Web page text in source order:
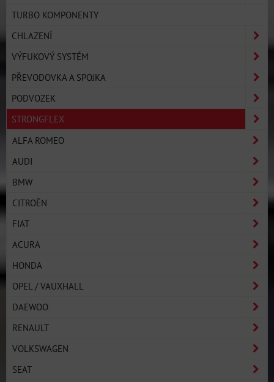
TURBO KOMPONENTY
CHLAZENÍ
VÝFUKOVÝ SYSTÉM
PŘEVODOVKA A SPOJKA
PODVOZEK
STRONGFLEX
ALFA ROMEO
AUDI
BMW
CITROËN
FIAT
ACURA
HONDA
OPEL / VAUXHALL
DAEWOO
RENAULT
VOLKSWAGEN
SEAT